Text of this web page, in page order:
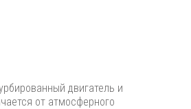
двигатель и
от атмосферного